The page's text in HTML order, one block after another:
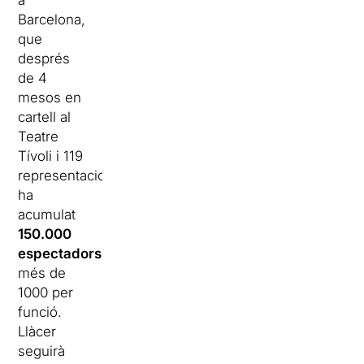
Barcelona,
que
després
de 4
mesos en
cartell al
Teatre
Tívoli i 119
representacions,
ha
acumulat
150.000
espectadors
més de
1000 per
funció.
Llàcer
seguirà